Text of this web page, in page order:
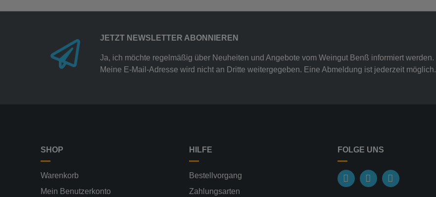
JETZT NEWSLETTER ABONNIEREN
Ja, ich möchte regelmäßig über Neuheiten und Angebote vom Weingut Benß informiert werden.
Meine E-Mail-Adresse wird nicht an Dritte weitergegeben. Eine Abmeldung ist jederzeit möglich.
SHOP
Warenkorb
Mein Benutzerkonto
HILFE
Bestellvorgang
Zahlungsarten
FOLGE UNS